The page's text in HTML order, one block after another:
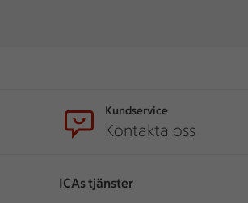
Kundservice
Kontakta oss
ICAs tjänster